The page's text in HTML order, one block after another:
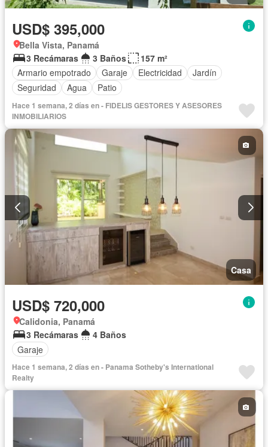
USD$ 395,000
Bella Vista, Panamá
3 Recámaras
3 Baños
157 m²
Armario empotrado
Garaje Electricidad
Jardín
Seguridad
Agua Patio
Hace 1 semana, 2 días en - FIDELIS GESTORES Y ASESORES
INMOBILIARIOS
Casa
USD$ 720,000
Calidonia, Panamá
3 Recámaras
4 Baños
Garaje
Hace 1 semana, 2 días en - Panama Sotheby's International
Realty